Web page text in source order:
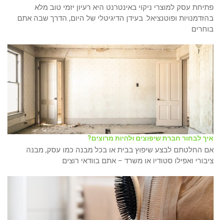
פתיחת עסק למוצרי ניקוי באינטרנט היא רעיון יזמי טוב מלא
בהזדמנויות ופוטנציאל. בעידן הדיגיטלי של היום, הדרך שבה אתם
בוחרים
איך לבחור חברת שיפוצים ולהיות מרוצים?
אם החלטתם לבצע שיפוץ בבית או בכל מבנה כמו עסק, מבנה
ציבורי ואפילו סטודיו או משרד – אתם בוודאי רוצים